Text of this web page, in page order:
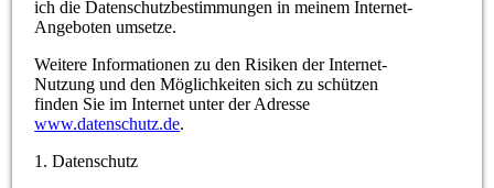
ich die Datenschutzbestimmungen in meinem Internet-
Angeboten umsetze.
Weitere Informationen zu den Risiken der Internet-
Nutzung und den Möglichkeiten sich zu schützen
finden Sie im Internet unter der Adresse
www.datenschutz.de.
1. Datenschutz